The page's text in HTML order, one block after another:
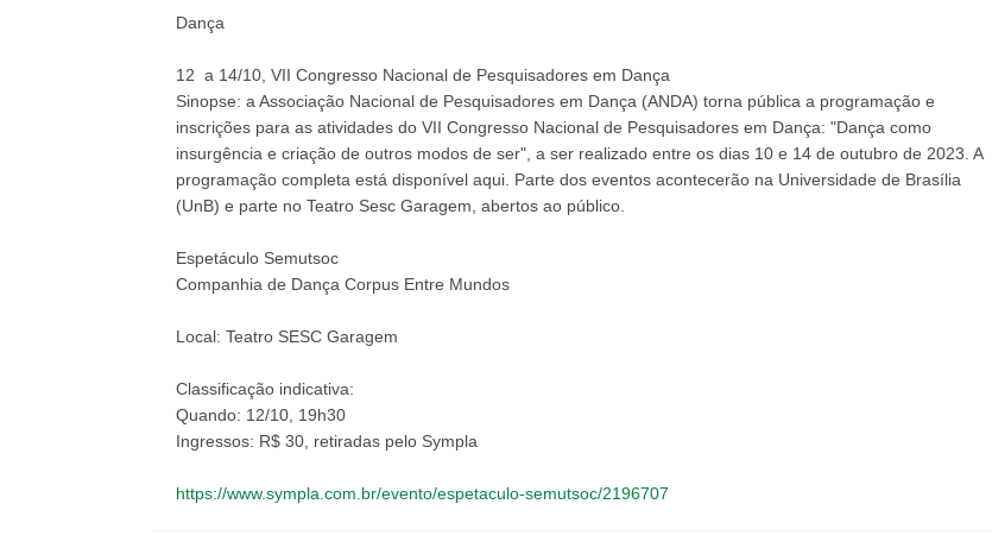
Dança
12 a 14/10, VII Congresso Nacional de Pesquisadores em Dança
Sinopse: a Associação Nacional de Pesquisadores em Dança (ANDA) torna pública a programação e
inscrições para as atividades do VII Congresso Nacional de Pesquisadores em Dança: "Dança como
insurgência e criação de outros modos de ser", a ser realizado entre os dias 10 e 14 de outubro de 2023. A
programação completa está disponível aqui. Parte dos eventos acontecerão na Universidade de Brasília
(UnB) e parte no Teatro Sesc Garagem, abertos ao público.
Espetáculo Semutsoc
Companhia de Dança Corpus Entre Mundos
Local: Teatro SESC Garagem
Classificação indicativa:
Quando: 12/10, 19h30
Ingressos: R$ 30, retiradas pelo Sympla
https://www.sympla.com.br/evento/espetaculo-semutsoc/2196707